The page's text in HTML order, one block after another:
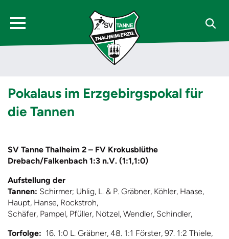
Pokalaus im Erzgebirgspokal für
die Tannen
SV Tanne Thalheim 2 – FV Krokusblüthe
Drebach/Falkenbach 1:3 n.V. (1:1,1:0)
Aufstellung der
Tannen: Schirmer; Uhlig, L. & P. Gräbner, Köhler, Haase,
Haupt, Hanse, Rockstroh,
Schäfer, Pampel, Pfüller, Nötzel, Wendler, Schindler,
Torfolge: 16. 1:0 L. Gräbner, 48. 1:1 Förster, 97. 1:2 Thiele,